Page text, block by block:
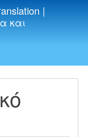
|
και